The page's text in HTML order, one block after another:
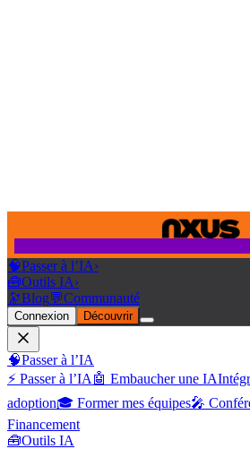
🧠Passer à l’IA›
🧰Outils IA›
🔭Blog💬Communauté
Connexion Découvrir
🧠Passer à l’IA
⚡ Passer à l’IA 🤖 Embaucher une IA
adoption🎓 Former mes équipes🎤
Financement
🧰Outils IA